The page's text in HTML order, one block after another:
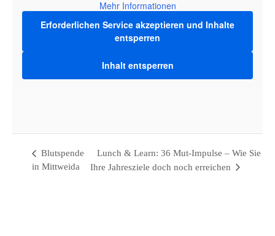
Mehr Informationen
Erforderlichen Service akzeptieren und Inhalte
entsperren
Inhalt entsperren
Blutspende
in Mittweida
Lunch & Learn: 36 Mut-Impulse – Wie Sie
Ihre Jahresziele doch noch erreichen